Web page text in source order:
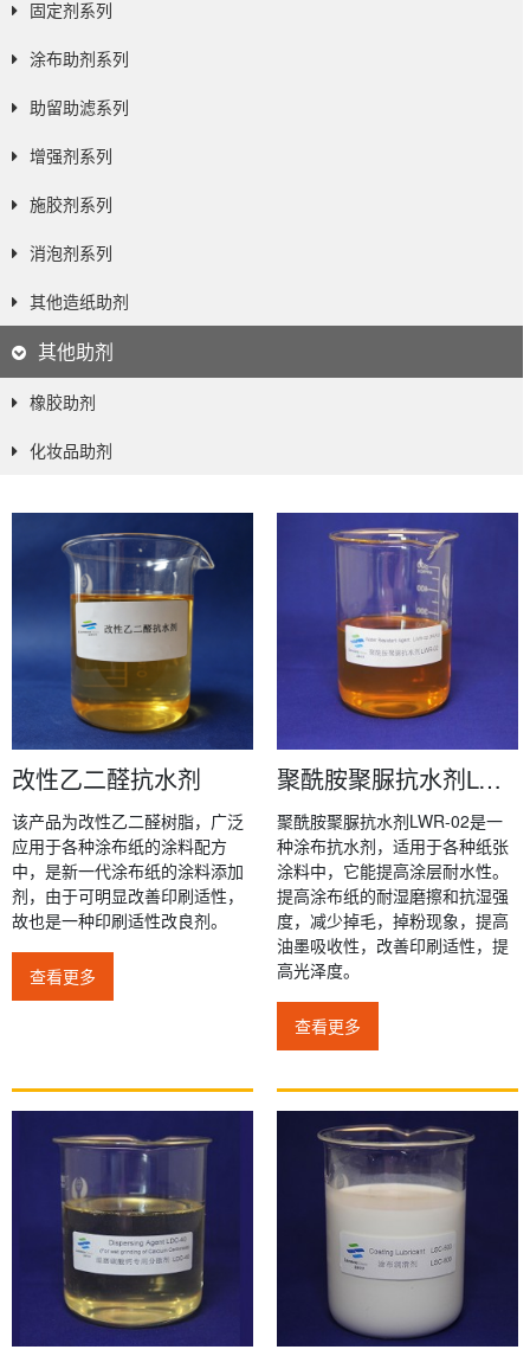
固定剂系列
涂布助剂系列
助留助滤系列
增强剂系列
施胶剂系列
消泡剂系列
其他造纸助剂
其他助剂
橡胶助剂
化妆品助剂
改性乙二醛抗水剂
该产品为改性乙二醛树脂，广泛
应用于各种涂布纸的涂料配方
中，是新一代涂布纸的涂料添加
剂，由于可明显改善印刷适性，
故也是一种印刷适性改良剂。
查看更多
聚酰胺聚脲抗水剂LWR-02 (PAPU)
聚酰胺聚脲抗水剂LWR-02是一
种涂布抗水剂，适用于各种纸张
涂料中，它能提高涂层耐水性。
提高涂布纸的耐湿磨擦和抗湿强
度，减少掉毛，掉粉现象，提高
油墨吸收性，改善印刷适性，提
高光泽度。
查看更多